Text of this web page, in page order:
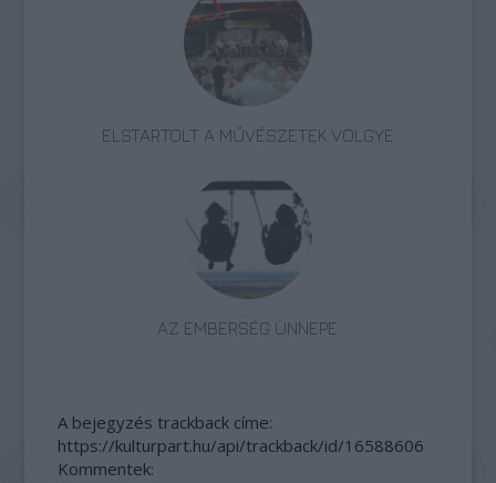
ELSTARTOLT A MŰVÉSZETEK VÖLGYE
AZ EMBERSÉG ÜNNEPE
A bejegyzés trackback címe:
https://kulturpart.hu/api/trackback/id/16588606
Kommentek: